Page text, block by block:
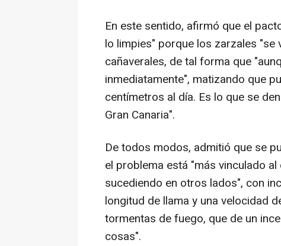
En este sentido, afirmó que el
lo limpies" porque los zarzales "se
cañaverales, de tal forma que
inmediatamente", matizando que
centímetros al día. Es lo que se
Gran Canaria".
De todos modos, admitió que se
el problema está "más vinculado
sucediendo en otros lados", con
longitud de llama y una velocidad
tormentas de fuego, que de un
cosas".